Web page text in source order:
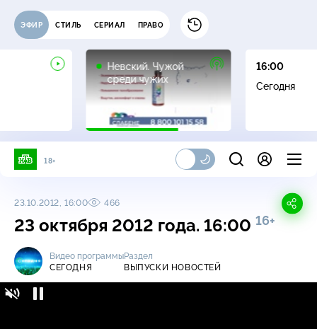
ЭФИР СТИЛЬ СЕРИАЛ ПРАВО
Невский. Чужой
среди чужих
16+
16:00
Сегодня
18+
23.10.2012, 16:00 466
23 октября 2012 года. 16:00 16+
Видео программы
СЕГОДНЯ
Раздел
ВЫПУСКИ НОВОСТЕЙ